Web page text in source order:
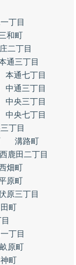
丁目
和町
二丁目
通三丁目
本通七丁目
中通三丁目
中央三丁目
中央七丁目
丁目
溝路町
西鹿田二丁目
畑町
原町
原三丁目
田町
丁目
畝原町
神町